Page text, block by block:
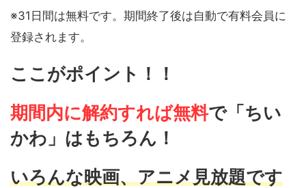
※31日間は無料です。期間終了後は自動で有料会員に
登録されます。
ここがポイント！！
期間内に解約すれば無料で「ちい
かわ」はもちろん！
いろんな映画、アニメ見放題です